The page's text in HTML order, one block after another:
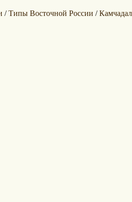
/Типы Восточной России /